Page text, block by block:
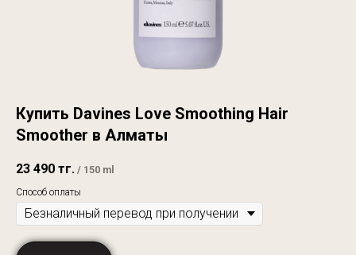
Купить Davines Love Smoothing Hair
Smoother в Алматы
23 490 тг. / 150 ml
Способ оплаты